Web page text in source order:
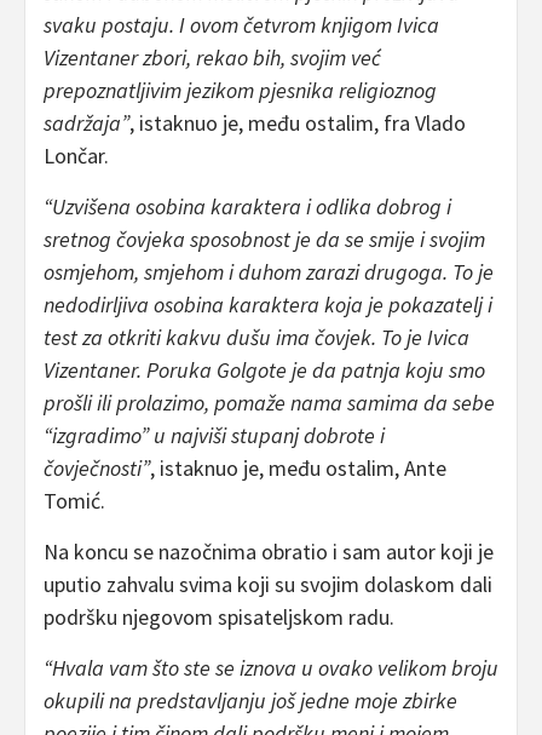
svaku postaju. I ovom četvrom knjigom Ivica
Vizentaner zbori, rekao bih, svojim već
prepoznatljivim jezikom pjesnika religioznog
sadržaja”, istaknuo je, među ostalim, fra Vlado
Lončar.
“Uzvišena osobina karaktera i odlika dobrog i
sretnog čovjeka sposobnost je da se smije i svojim
osmjehom, smjehom i duhom zarazi drugoga. To je
nedodirljiva osobina karaktera koja je pokazatelj i
test za otkriti kakvu dušu ima čovjek. To je Ivica
Vizentaner. Poruka Golgote je da patnja koju smo
prošli ili prolazimo, pomaže nama samima da sebe
“izgradimo” u najviši stupanj dobrote i
čovječnosti”, istaknuo je, među ostalim, Ante
Tomić.
Na koncu se nazočnima obratio i sam autor koji je
uputio zahvalu svima koji su svojim dolaskom dali
podršku njegovom spisateljskom radu.
“Hvala vam što ste se iznova u ovako velikom broju
okupili na predstavljanju još jedne moje zbirke